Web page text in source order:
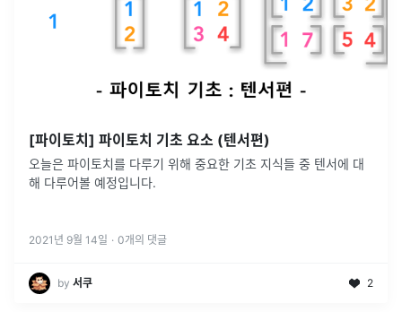
[파이토치] 파이토치 기초 요소 (텐서편)
오늘은 파이토치를 다루기 위해 중요한 기초 지식들 중 텐서에 대
해 다루어볼 예정입니다.
2021년 9월 14일 · 0개의 댓글
by 서쿠 2